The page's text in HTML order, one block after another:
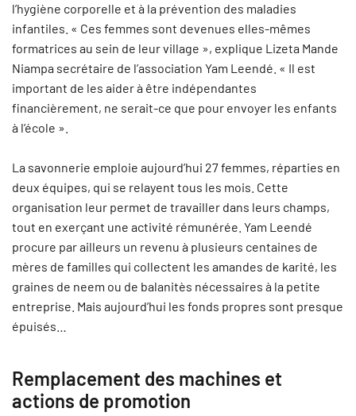
l’hygiène corporelle et à la prévention des maladies
infantiles. « Ces femmes sont devenues elles-mêmes
formatrices au sein de leur village », explique Lizeta Mande
Niampa secrétaire de l’association Yam Leendé. « Il est
important de les aider à être indépendantes
financièrement, ne serait-ce que pour envoyer les enfants
à l’école ».
La savonnerie emploie aujourd’hui 27 femmes, réparties en
deux équipes, qui se relayent tous les mois. Cette
organisation leur permet de travailler dans leurs champs,
tout en exerçant une activité rémunérée. Yam Leendé
procure par ailleurs un revenu à plusieurs centaines de
mères de familles qui collectent les amandes de karité, les
graines de neem ou de balanitès nécessaires à la petite
entreprise. Mais aujourd’hui les fonds propres sont presque
épuisés…
Remplacement des machines et
actions de promotion